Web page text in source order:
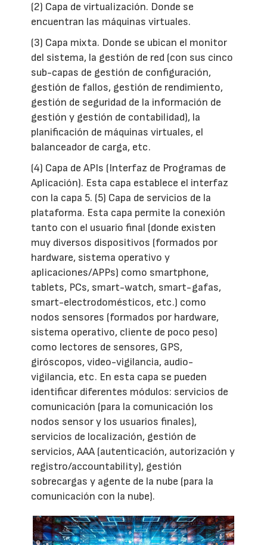
(2) Capa de virtualización. Donde se
encuentran las máquinas virtuales.
(3) Capa mixta. Donde se ubican el monitor
del sistema, la gestión de red (con sus cinco
sub-capas de gestión de configuración,
gestión de fallos, gestión de rendimiento,
gestión de seguridad de la información de
gestión y gestión de contabilidad), la
planificación de máquinas virtuales, el
balanceador de carga, etc.
(4) Capa de APIs (Interfaz de Programas de
Aplicación). Esta capa establece el interfaz
con la capa 5. (5) Capa de servicios de la
plataforma. Esta capa permite la conexión
tanto con el usuario final (donde existen
muy diversos dispositivos (formados por
hardware, sistema operativo y
aplicaciones/APPs) como smartphone,
tablets, PCs, smart-watch, smart-gafas,
smart-electrodomésticos, etc.) como
nodos sensores (formados por hardware,
sistema operativo, cliente de poco peso)
como lectores de sensores, GPS,
giróscopos, video-vigilancia, audio-
vigilancia, etc. En esta capa se pueden
identificar diferentes módulos: servicios de
comunicación (para la comunicación los
nodos sensor y los usuarios finales),
servicios de localización, gestión de
servicios, AAA (autenticación, autorización y
registro/accountability), gestión
sobrecargas y agente de la nube (para la
comunicación con la nube).